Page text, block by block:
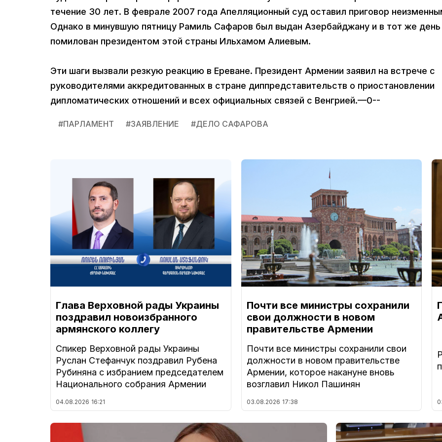
течение 30 лет. В феврале 2007 года Апелляционный суд оставил приговор
Однако в минувшую пятницу Рамиль Сафаров был выдан Азербайджану и в тот же день
помилован президентом этой страны Ильхамом Алиевым.
Эти шаги вызвали резкую реакцию в Ереване. Президент Армении заявил на встрече с
руководителями аккредитованных в стране диппредставительств о приостановлении
дипломатических отношений и всех официальных связей с Венгрией.—0--
#ПАРЛАМЕНТ #ЗАЯВЛЕНИЕ #ДЕЛО САФАРОВА
Глава Верховной рады Украины
поздравил новоизбранного
армянского коллегу
Спикер Верховной рады Украины
Руслан Стефанчук поздравил Рубена
Рубиняна с избранием председателем
Национального собрания Армении
04.08.2026 16:21
Почти все министры сохранили
свои должности в новом
правительстве Армении
Почти все министры сохранили свои
должности в новом правительстве
Армении, которое накануне вновь
возглавил Никол Пашинян
03.08.2026 17:38